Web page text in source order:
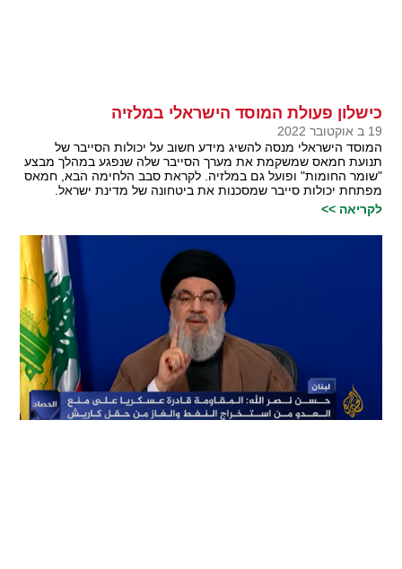
כישלון פעולת המוסד הישראלי במלזיה
19 ב אוקטובר 2022
המוסד הישראלי מנסה להשיג מידע חשוב על יכולות הסייבר של
תנועת חמאס שמשקמת את מערך הסייבר שלה שנפגע במהלך מבצע
"שומר החומות" ופועל גם במלזיה. לקראת סבב הלחימה הבא, חמאס
מפתחת יכולות סייבר שמסכנות את ביטחונה של מדינת ישראל.
לקריאה >>